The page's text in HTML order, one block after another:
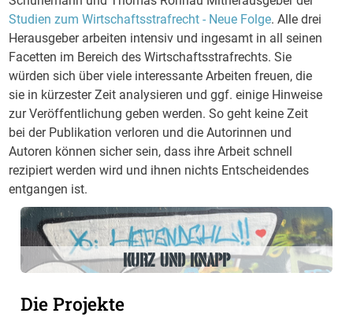
Studien zum Wirtschaftsstrafrecht - Neue Folge. Alle drei
Herausgeber arbeiten intensiv und ingesamt in all seinen
Facetten im Bereich des Wirtschaftsstrafrechts. Sie
würden sich über viele interessante Arbeiten freuen, die
sie in kürzester Zeit analysieren und ggf. einige Hinweise
zur Veröffentlichung geben werden. So geht keine Zeit
bei der Publikation verloren und die Autorinnen und
Autoren können sicher sein, dass ihre Arbeit schnell
rezipiert werden wird und ihnen nichts Entscheidendes
entgangen ist.
KURZ UND KNAPP
Die Projekte